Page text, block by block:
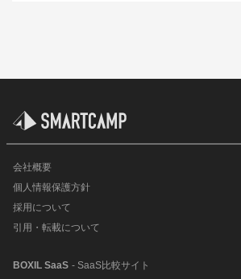
会社概要
個人情報保護方針
採用について
引用・転載について
BOXIL SaaS - SaaS比較サイト